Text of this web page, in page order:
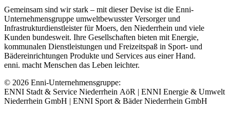
Gemeinsam sind wir stark – mit dieser Devise ist die Enni-
Unternehmensgruppe umweltbewusster Versorger und
Infrastrukturdienstleister für Moers, den Niederrhein und viele
Kunden bundesweit. Ihre Gesellschaften bieten mit Energie,
kommunalen Dienstleistungen und Freizeitspaß in Sport- und
Bädereinrichtungen Produkte und Services aus einer Hand.
enni. macht Menschen das Leben leichter.
© 2026 Enni-Unternehmensgruppe:
ENNI Stadt & Service Niederrhein AöR | ENNI Energie & Umwelt
Niederrhein GmbH | ENNI Sport & Bäder Niederrhein GmbH